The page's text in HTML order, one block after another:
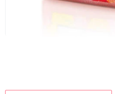
والتوت من اميتس جاردن